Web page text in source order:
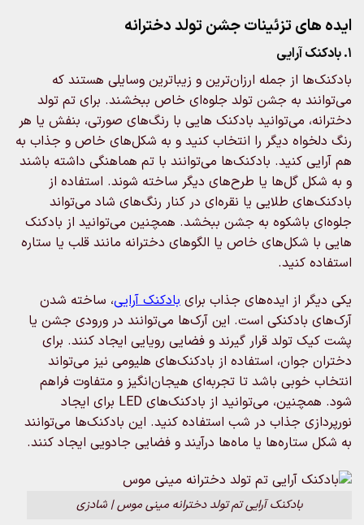
ایده‌ های تزئینات جشن تولد دخترانه
1. بادکنک آرایی
بادکنک‌ها از جمله ارزان‌ترین و زیباترین وسایلی هستند که
می‌توانند به جشن تولد جلوه‌ای خاص ببخشند. برای تم تولد
دخترانه، می‌توانید بادکنک‌ هایی با رنگ‌های صورتی، بنفش یا هر
رنگ دلخواه دیگر را انتخاب کنید و به شکل‌های خاص و جذاب به
هم آرایی کنید. بادکنک‌ها می‌توانند با تم هماهنگی داشته باشند
و به شکل گل‌ها یا طرح‌های دیگر ساخته شوند. استفاده از
بادکنک‌های طلایی یا نقره‌ای در کنار رنگ‌های شاد می‌تواند
جلوه‌ای باشکوه به جشن ببخشد. همچنین می‌توانید از بادکنک‌
هایی با شکل‌های خاص یا الگوهای دخترانه مانند قلب یا ستاره
استفاده کنید.
یکی دیگر از ایده‌های جذاب برای بادکنک آرایی، ساخته شدن
آرک‌های بادکنکی است. این آرک‌ها می‌توانند در ورودی جشن یا
پشت کیک تولد قرار گیرند و فضایی رویایی ایجاد کنند. برای
دختران جوان، استفاده از بادکنک‌های هلیومی نیز می‌تواند
انتخاب خوبی باشد تا تجربه‌ای هیجان‌انگیز و متفاوت فراهم
شود. همچنین، می‌توانید از بادکنک‌های LED برای ایجاد
نورپردازی جذاب در شب استفاده کنید. این بادکنک‌ها می‌توانند
به شکل ستاره‌ها یا ماه‌ها درآیند و فضایی جادویی ایجاد کنند.
بادکنک آرایی تم تولد دخترانه مینی موس | شادزی